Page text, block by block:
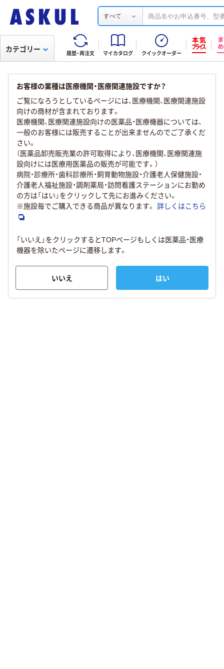
すべて
履歴・再注文 マイカタログ クイックオーダー
カテゴリー
お客様の業種は医療機関・医療関連施設ですか？
ご覧になろうとしているページには、医療機関、医療関連施設
向けの商材が含まれております。
医療機関、医療関連施設向けの医薬品・医療機器については、
一般のお客様には販売することが出来ませんのでご了承くだ
さい。
（医薬品卸売販売業の許可取得により、医療機関、医療関連施
設向けには医療用医薬品の販売が可能です。）
病院・診療所・歯科診療所・飼育動物施設・介護老人保健施設・
介護老人福祉施設・調剤薬局・訪問看護ステーションにお勤め
の方は「はい」をクリックして先にお進みください。
※施設毎でご購入できる商品が異なります。 詳しくはこちら
「いいえ」をクリックするとTOPページもしくは医薬品・医療
機器を除いたページに遷移します。
いいえ はい